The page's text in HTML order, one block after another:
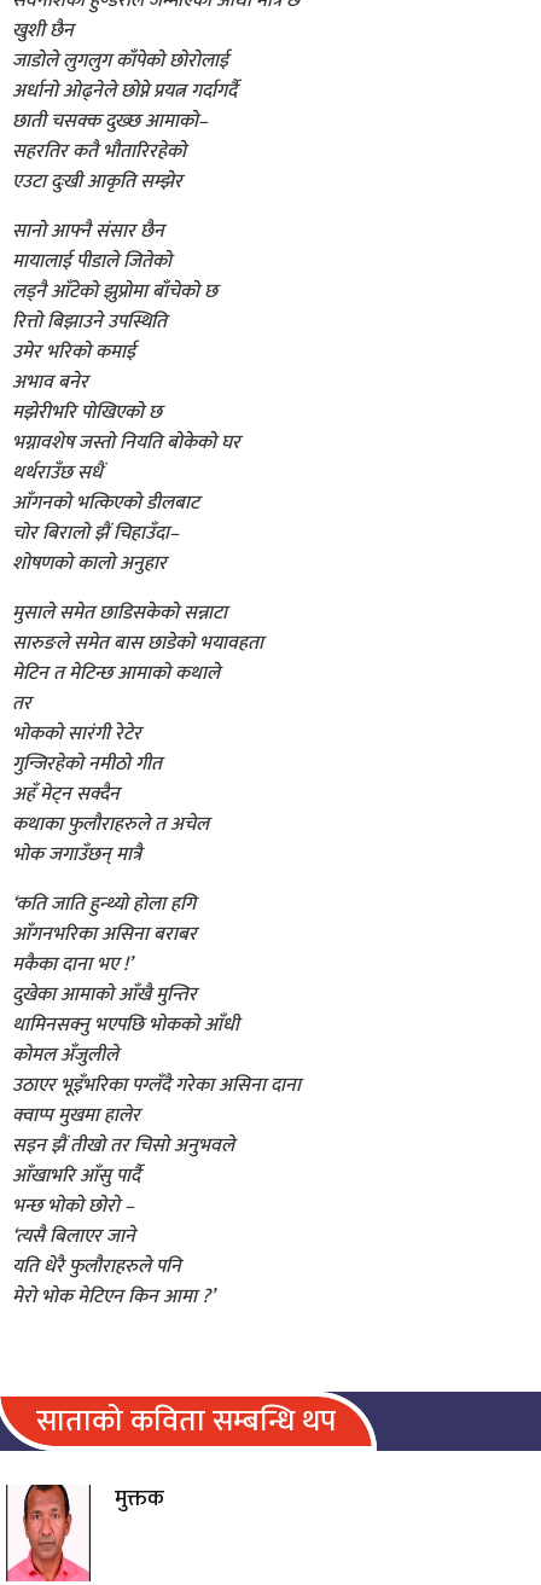
खुशी छैन
जाडोले लुगलुग काँपेको छोरोलाई
अर्धानो ओढ्नेले छोप्ने प्रयत्न गर्दागर्दै
छाती चसक्क दुख्छ आमाको–
सहरतिर कतै भौतारिरहेको
एउटा दुःखी आकृति सम्झेर
सानो आफ्नै संसार छैन
मायालाई पीडाले जितेको
लड्नै आँटेको झुप्रोमा बाँचेको छ
रित्तो बिझाउने उपस्थिति
उमेर भरिको कमाई
अभाव बनेर
मझेरीभरि पोखिएको छ
भग्नावशेष जस्तो नियति बोकेको घर
थर्थराउँछ सधैं
आँगनको भत्किएको डीलबाट
चोर बिरालो झैं चिहाउँदा–
शोषणको कालो अनुहार
मुसाले समेत छाडिसकेको सन्नाटा
सारुङले समेत बास छाडेको भयावहता
मेटिन त मेटिन्छ आमाको कथाले
तर
भोकको सारंगी रेटेर
गुन्जिरहेको नमीठो गीत
अहँ मेट्न सक्दैन
कथाका फुलौराहरुले त अचेल
भोक जगाउँछन् मात्रै
‘कति जाति हुन्थ्यो होला हगि
आँगनभरिका असिना बराबर
मकैका दाना भए !’
दुखेका आमाको आँखै मुन्तिर
थामिनसक्नु भएपछि भोकको आँधी
कोमल अँजुलीले
उठाएर भूइँभरिका पग्लँदै गरेका असिना दाना
क्वाप्प मुखमा हालेर
सइन झैं तीखो तर चिसो अनुभवले
आँखाभरि आँसु पार्दै
भन्छ भोको छोरो –
‘त्यसै बिलाएर जाने
यति धेरै फुलौराहरुले पनि
मेरो भोक मेटिएन किन आमा ?’
साताको कविता सम्बन्धि थप
मुक्तक